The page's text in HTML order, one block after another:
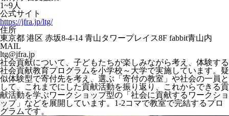
1~9人
公式サイト
https://jfra.jp/ltg/
住所
東京都 港区 赤坂8-4-14 青山タワープレイス8F fabbit青山内
MAIL
ltg@jfra.jp
社会貢献について、子どもたちが楽しみながら考え、体験する
社会貢献教育プログラムを小学校～大学で実施しています。疑
似体験型で寄付先を考え、選ぶ「寄付の教室」や社会の一員と
して、これまでにした貢献活動を振り返り、これからできる貢
献活動を学ぶワークショップ型の「社会に貢献するワークショ
ップ」などを展開しています。1-2コマで教室で完結するプロ
グラムです。